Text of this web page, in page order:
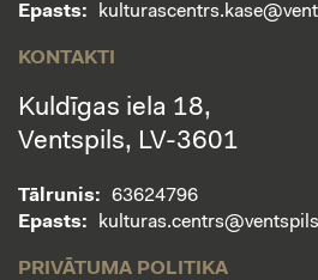
Epasts:
KONTAKTI
Kuldīgas iela 18,
Ventspils, LV-3601
Tālrunis:
63624796
Epasts:
PRIVĀTUMA POLITIKA